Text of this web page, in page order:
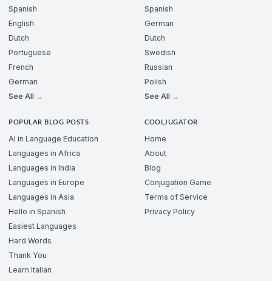
Spanish
English
Dutch
Portuguese
French
German
See All →
Spanish
German
Dutch
Swedish
Russian
Polish
See All →
POPULAR BLOG POSTS
AI in Language Education
Languages in Africa
Languages in India
Languages in Europe
Languages in Asia
Hello in Spanish
Easiest Languages
Hard Words
Thank You
Learn Italian
COOLJUGATOR
Home
About
Blog
Conjugation Game
Terms of Service
Privacy Policy